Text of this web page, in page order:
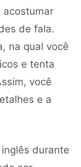
acostumar
de fala.
na qual você
e tenta
você
e a
durante